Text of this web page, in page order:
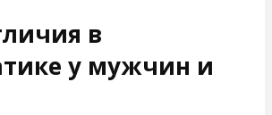
в
у мужчин и